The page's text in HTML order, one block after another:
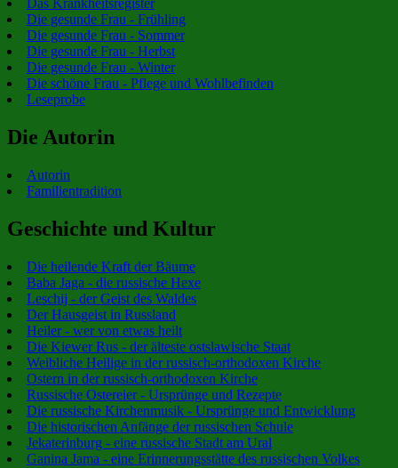
Das Krankheitsregister
Die gesunde Frau - Frühling
Die gesunde Frau - Sommer
Die gesunde Frau - Herbst
Die gesunde Frau - Winter
Die schöne Frau - Pflege und Wohlbefinden
Leseprobe
Die Autorin
Autorin
Familientradition
Geschichte und Kultur
Die heilende Kraft der Bäume
Baba Jaga - die russische Hexe
Leschij - der Geist des Waldes
Der Hausgeist in Russland
Heiler - wer von etwas heilt
Die Kiewer Rus - der älteste ostslawische Staat
Weibliche Heilige in der russisch-orthodoxen Kirche
Ostern in der russisch-orthodoxen Kirche
Russische Ostereier - Ursprünge und Rezepte
Die russische Kirchenmusik - Ursprünge und Entwicklung
Die historischen Anfänge der russischen Schule
Jekaterinburg - eine russische Stadt am Ural
Ganina Jama - eine Erinnerungsstätte des russischen Volkes